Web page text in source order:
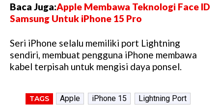
Baca Juga:Apple Membawa Teknologi Face ID
Samsung Untuk iPhone 15 Pro
Seri iPhone selalu memiliki port Lightning
sendiri, membuat pengguna iPhone membawa
kabel terpisah untuk mengisi daya ponsel.
TAGS Apple iPhone 15 Lightning Port